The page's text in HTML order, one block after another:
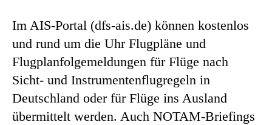
Im AIS-Portal (dfs-ais.de) können kostenlos
und rund um die Uhr Flugpläne und
Flugplanfolgemeldungen für Flüge nach
Sicht- und Instrumentenflugregeln in
Deutschland oder für Flüge ins Ausland
übermittelt werden. Auch NOTAM-Briefings